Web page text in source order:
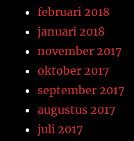
februari 2018
januari 2018
november 2017
oktober 2017
september 2017
augustus 2017
juli 2017